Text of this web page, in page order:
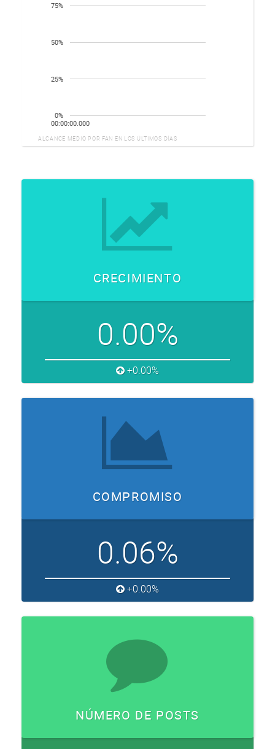
00:00:00.000
0%
25%
50%
75%
ALCANCE MEDIO POR FAN EN LOS ÚLTIMOS DÍAS
CRECIMIENTO
0.00%
+0.00%
COMPROMISO
0.06%
+0.00%
NÚMERO DE POSTS